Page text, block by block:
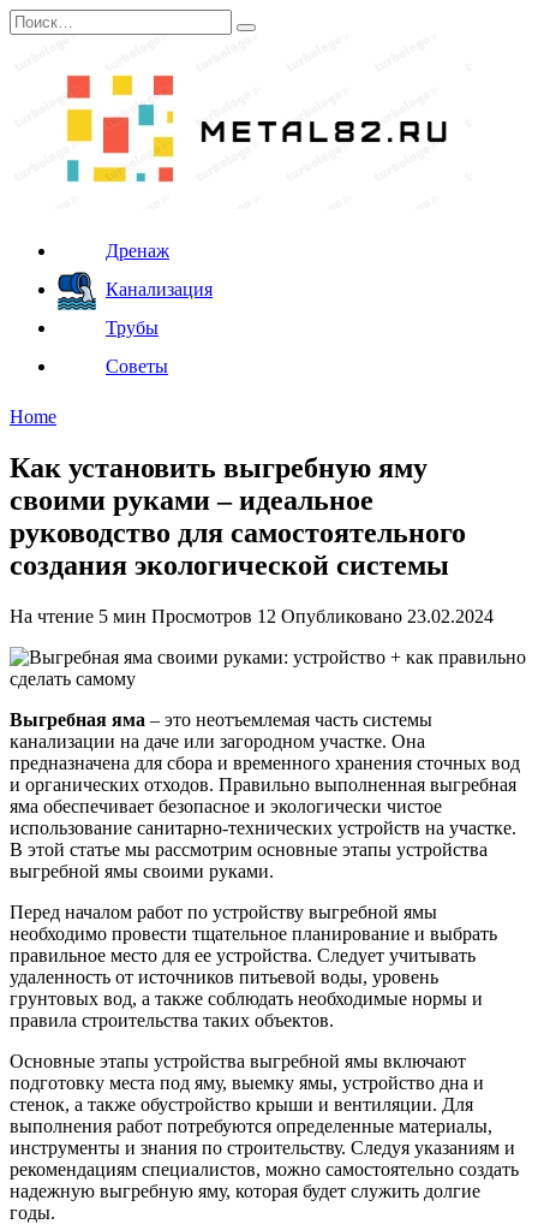
Перейти
к
Search
for:
Дренаж
Канализация
Трубы
Советы
Home
Как установить выгребную яму
своими руками – идеальное
руководство для самостоятельного
создания экологической системы
На чтение 5 мин Просмотров 12 Опубликовано 23.02.2024
Выгребная яма – это неотъемлемая часть системы
канализации на даче или загородном участке. Она
предназначена для сбора и временного хранения сточных вод
и органических отходов. Правильно выполненная выгребная
яма обеспечивает безопасное и экологически чистое
использование санитарно-технических устройств на участке.
В этой статье мы рассмотрим основные этапы устройства
выгребной ямы своими руками.
Перед началом работ по устройству выгребной ямы
необходимо провести тщательное планирование и выбрать
правильное место для ее устройства. Следует учитывать
удаленность от источников питьевой воды, уровень
грунтовых вод, а также соблюдать необходимые нормы и
правила строительства таких объектов.
Основные этапы устройства выгребной ямы включают
подготовку места под яму, выемку ямы, устройство дна и
стенок, а также обустройство крыши и вентиляции. Для
выполнения работ потребуются определенные материалы,
инструменты и знания по строительству. Следуя указаниям и
рекомендациям специалистов, можно самостоятельно создать
надежную выгребную яму, которая будет служить долгие
годы.